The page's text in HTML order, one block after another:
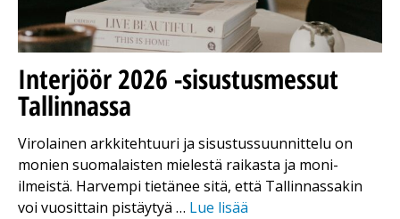
Interjöör 2026 -sisustusmessut
Tallinnassa
Virolainen arkkitehtuuri ja sisustussuunnittelu on
monien suomalaisten mielestä raikasta ja moni-
ilmeistä. Harvempi tietänee sitä, että Tallinnassakin
voi vuosittain pistäytyä … Lue lisää